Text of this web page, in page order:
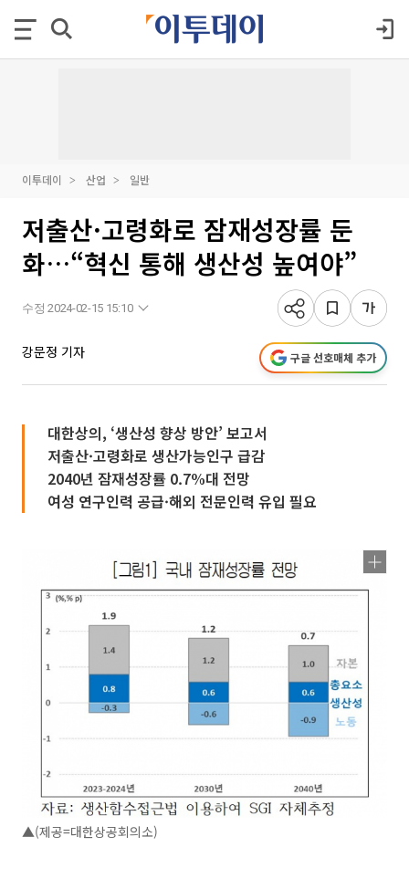
이투데이 산업 일반
저출산·고령화로 잠재성장률 둔
화…“혁신 통해 생산성 높여야”
수정 2024-02-15 15:10
강문정 기자 구글 선호매체 추가
대한상의, ‘생산성 향상 방안’ 보고서
저출산·고령화로 생산가능인구 급감
2040년 잠재성장률 0.7%대 전망
여성 연구인력 공급·해외 전문인력 유입 필요
▲(제공=대한상공회의소)